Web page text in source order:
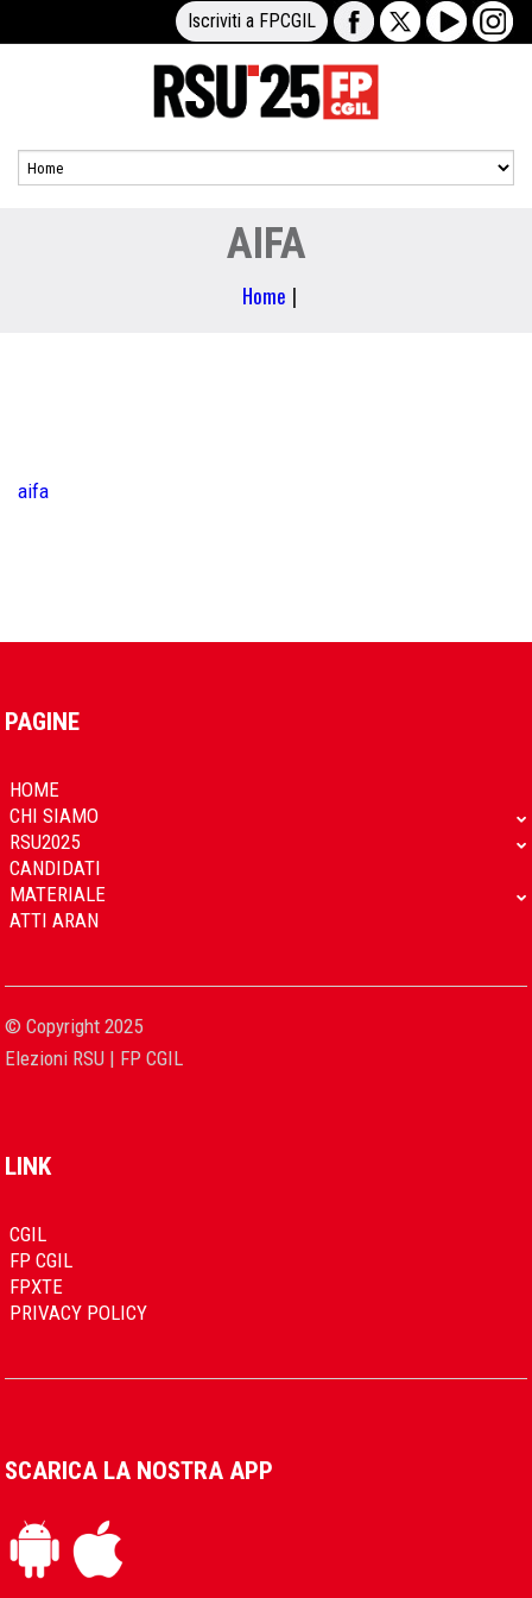
Iscriviti a FPCGIL
AIFA
Home |
aifa
PAGINE
HOME
CHI SIAMO
RSU2025
CANDIDATI
MATERIALE
ATTI ARAN
© Copyright 2025
Elezioni RSU | FP CGIL
LINK
CGIL
FP CGIL
FPXTE
PRIVACY POLICY
SCARICA LA NOSTRA APP